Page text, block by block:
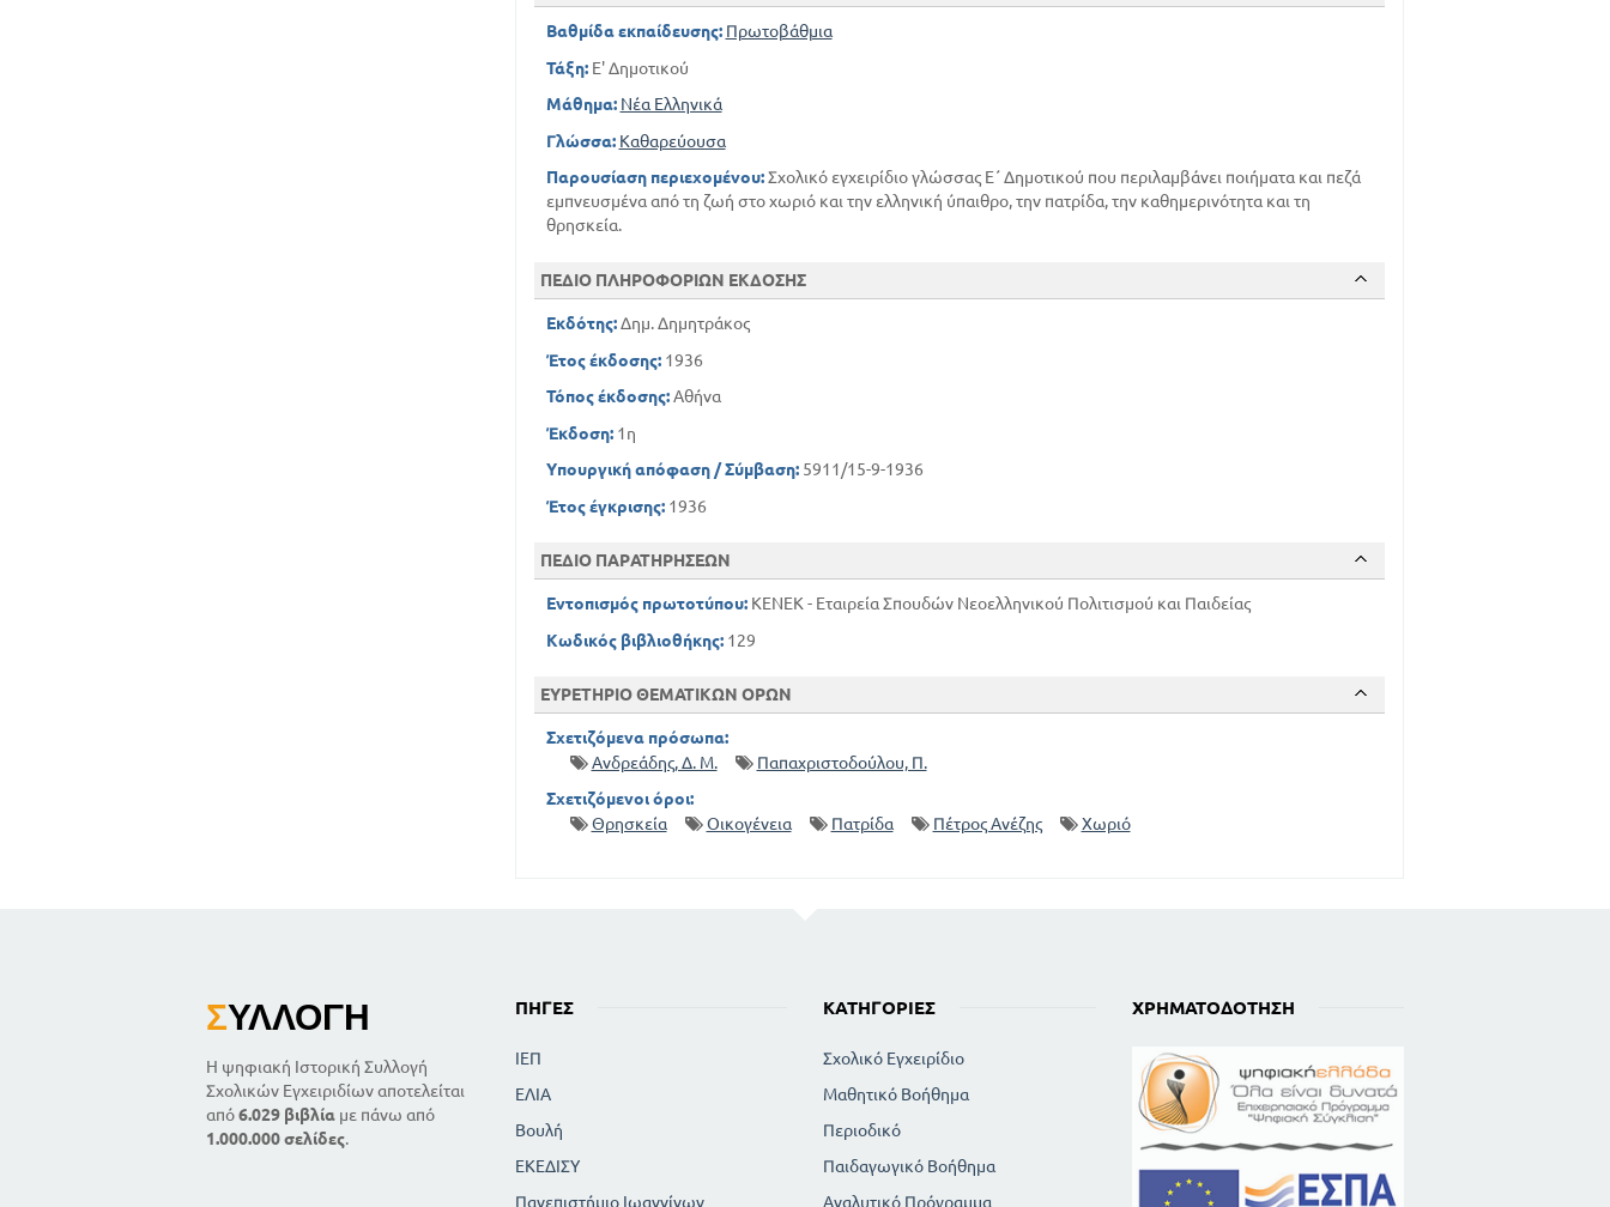
Βαθμίδα εκπαίδευσης: Πρωτοβάθμια
Τάξη:Ε' Δημοτικού
Μάθημα: Νέα Ελληνικά
Γλώσσα: Καθαρεύουσα
Παρουσίαση περιεχομένου:Σχολικό εγχειρίδιο γλώσσας Ε΄ Δημοτικού που περιλαμβάνει ποιήματα και πεζά
εμπνευσμένα από τη ζωή στο χωριό και την ελληνική ύπαιθρο, την πατρίδα, την καθημερινότητα και τη
θρησκεία.
ΠΕΔΙΟ ΠΛΗΡΟΦΟΡΙΩΝ ΕΚΔΟΣΗΣ
Εκδότης:Δημ. Δημητράκος
Έτος έκδοσης:1936
Τόπος έκδοσης:Αθήνα
Έκδοση:1η
Υπουργική απόφαση / Σύμβαση:5911/15-9-1936
Έτος έγκρισης:1936
ΠΕΔΙΟ ΠΑΡΑΤΗΡΗΣΕΩΝ
Εντοπισμός πρωτοτύπου:ΚΕΝΕΚ - Εταιρεία Σπουδών Νεοελληνικού Πολιτισμού και Παιδείας
Κωδικός βιβλιοθήκης:129
ΕΥΡΕΤΗΡΙΟ ΘΕΜΑΤΙΚΩΝ ΟΡΩΝ
Σχετιζόμενα πρόσωπα:
Ανδρεάδης, Δ. Μ.
Παπαχριστοδούλου, Π.
Σχετιζόμενοι όροι:
Θρησκεία
Οικογένεια Πατρίδα Πέτρος Ανέζης Χωριό
ΣΥΛΛΟΓΉ
Η ψηφιακή Ιστορική Συλλογή
Σχολικών Εγχειριδίων αποτελείται
από6.029 βιβλία με πάνω από
1.000.000 σελίδες.
ΠΗΓΈΣ
ΙΕΠ
ΕΛΙΑ
Βουλή
ΕΚΕΔΙΣΥ
Πανεπιστήμιο Ιωαννίνων
ΚΑΤΗΓΟΡΊΕΣ
Σχολικό Εγχειρίδιο
Μαθητικό Βοήθημα
Περιοδικό
Παιδαγωγικό Βοήθημα
Αναλυτικό Πρόγραμμα
ΧΡΗΜΑΤΟΔΌΤΗΣΗ